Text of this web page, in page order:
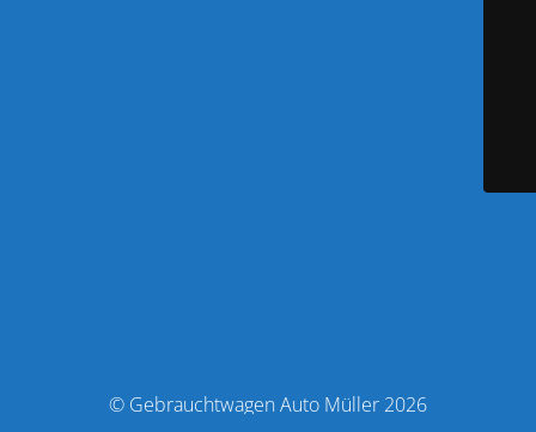
© Gebrauchtwagen Auto Müller 2026